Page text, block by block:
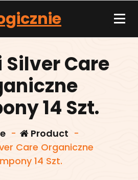
Care
14 Szt.
- Product -
Care Organiczne
14 Szt.